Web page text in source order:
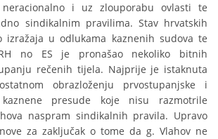
neracionalno i uz zlouporabu ovlasti te
sindikalnim pravilima. Stav hrvatskih
izražaja u odlukama kaznenih sudova te
no ES je pronašao nekoliko bitnih
rečenih tijela. Najprije je istaknuta
obrazloženju prvostupanjske i
kaznene presude koje nisu razmotrile
naspram sindikalnih pravila. Upravo
za zaključak o tome da g. Vlahov ne